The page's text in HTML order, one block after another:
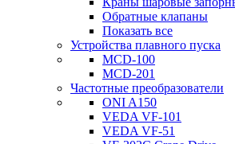
Обратные клапаны
Показать все
Устройства плавного пуска
MCD-100
MCD-201
Частотные преобразователи
ONI A150
VEDA VF-101
VEDA VF-51